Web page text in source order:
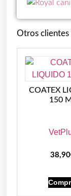
Otros clientes
COATEX
150
38,90